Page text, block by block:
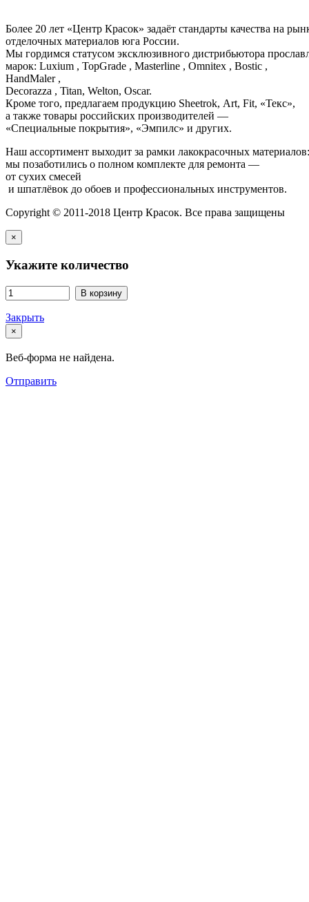
Более 20 лет «Центр Красок» задаёт стандарты качества на
отделочных материалов юга России.
Мы гордимся статусом эксклюзивного дистрибьютора
марок: Luxium , TopGrade , Masterline , Omnitex , Bostic ,
HandMaler ,
Decorazza , Titan, Welton, Oscar.
Кроме того, предлагаем продукцию Sheetrok, Art, Fit, «Текс»,
а также товары российских производителей —
«Специальные покрытия», «Эмпилс» и других.
Наш ассортимент выходит за рамки лакокрасочных
мы позаботились о полном комплекте для ремонта —
от сухих смесей
и шпатлёвок до обоев и профессиональных инструментов.
Copyright © 2011-2018 Центр Красок. Все права защищены
×
Укажите количество
В корзину
Закрыть
×
Веб-форма не найдена.
Отправить